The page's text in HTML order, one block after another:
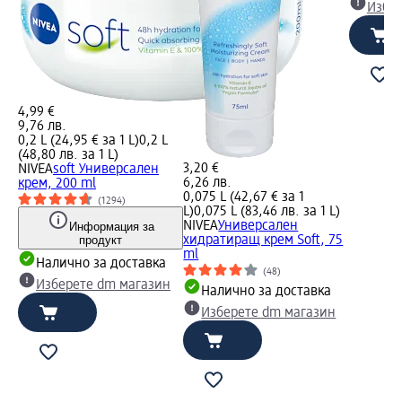
4,99 €
9,76 лв.
0,2 L (24,95 € за 1 L)0,2 L
(48,80 лв. за 1 L)
NIVEAsoft Универсален
крем, 200 ml
(1294)
Информация за
продукт
Налично за доставка
Изберете dm магазин
3,20 €
6,26 лв.
0,075 L (42,67 € за 1
L)0,075 L (83,46 лв. за 1 L)
NIVEAУниверсален
хидратиращ крем Soft, 75
ml
(48)
Налично за доставка
Изберете dm магазин